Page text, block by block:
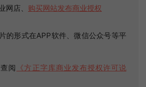
网店、 购买网站发布商业授权
的形式在APP软件、微信公众号等平
阅 《方正字库商业发布授权许可说